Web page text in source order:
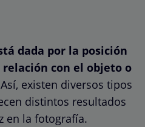
dada por la posición
con el objeto o
existen diversos tipos
distintos resultados
en la fotografía.